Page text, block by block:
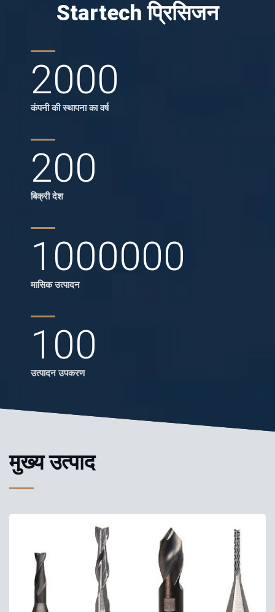
Startech प्रिसिजन
2000
कंपनी की स्थापना का वर्ष
200
बिक्री देश
1000000
मासिक उत्पादन
100
उत्पादन उपकरण
मुख्य उत्पाद